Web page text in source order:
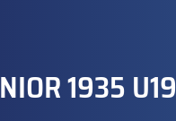
1935 U19